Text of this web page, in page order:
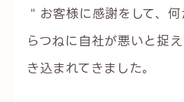
＂お客様に感謝をして、
らつねに自社が悪いと捉
き込まれてきました。